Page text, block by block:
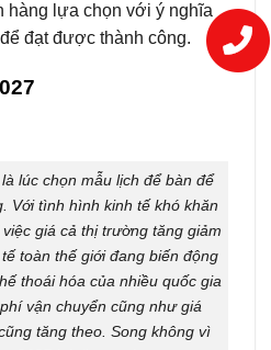
hàng lựa chọn với ý nghĩa
đạt được thành công.
lúc chọn mẫu lịch để bàn để
Với tình hình kinh tế khó khăn
giá cả thị trường tăng giảm
toàn thế giới đang biến động
thoái hóa của nhiều quốc gia
vận chuyển cũng như giá
tăng theo. Song không vì